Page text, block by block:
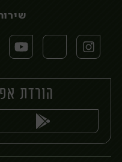
יח׳
הורדת